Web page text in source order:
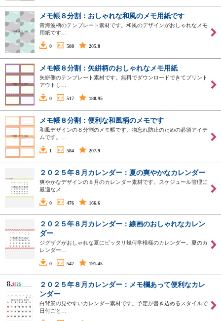
メモ帳８分割：おしゃれな和風のメモ用紙です
青海波柄のテンプレート素材です。和風のデザインがおしゃれなメモ
用紙です…
0 588 205.8
メモ帳８分割：矢絣柄のおしゃれなメモ用紙
矢絣側のテンプレート素材です。無料でダウンロードできてプリント
アウトし…
0 517 180.95
メモ帳８分割：便利な和風柄のメモです
和風デザインの８分割のメモ帳です。物忘れ防止のための必須アイテ
ムです。…
1 584 207.9
２０２５年８月カレンダー：夏の爽やかなカレンダー
爽やかなデザインの８月のカレンダー素材です。スケジュール管理に
最適なメ…
0 476 166.6
２０２５年８月カレンダー：線画のおしゃれなカレン
ダー
ジグザグがおしゃれな夏にピッタリ幾何学模様のカレンダー。夏のカ
レンダー…
0 547 191.45
２０２５年８月カレンダー：メモ欄あって便利なカレ
ンダー
白背景の見やすいカレンダー素材です。予定が書き込めるスタイルで
日付ごと…